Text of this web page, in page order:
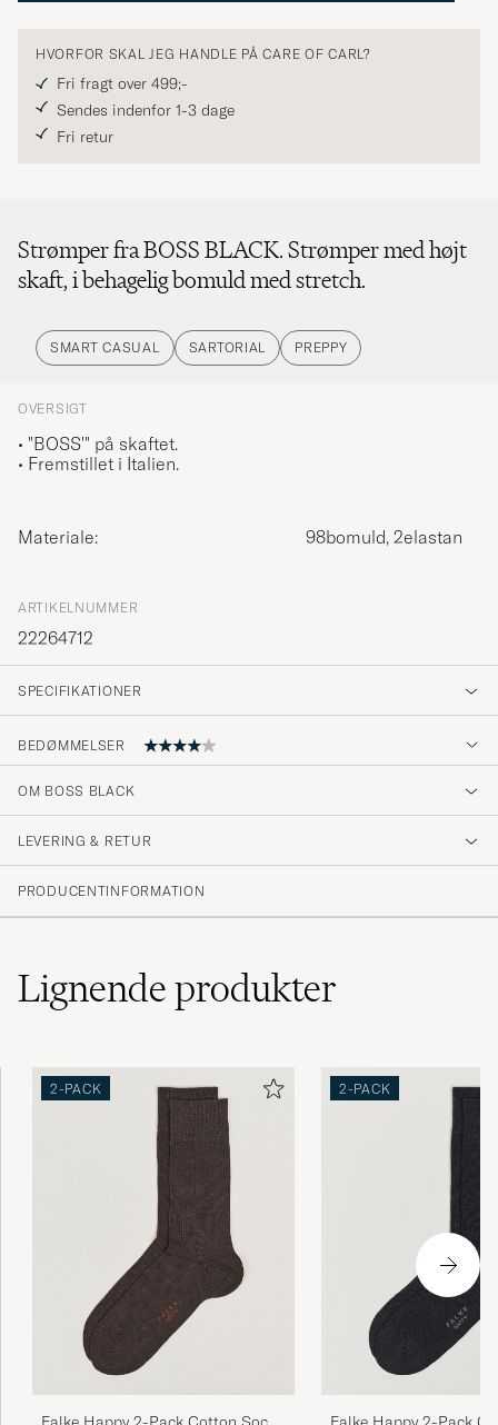
HVORFOR SKAL JEG HANDLE PÅ CARE OF CARL?
Fri fragt over 499;-
Sendes indenfor 1-3 dage
Fri retur
Strømper fra BOSS BLACK. Strømper med højt
skaft, i behagelig bomuld med stretch.
SMART CASUAL SARTORIAL PREPPY
OVERSIGT
• "BOSS'" på skaftet.
• Fremstillet i Italien.
Materiale: 98bomuld, 2elastan
ARTIKELNUMMER
22264712
SPECIFIKATIONER
BEDØMMELSER
4
OM BOSS BLACK
LEVERING & RETUR
PRODUCENTINFORMATION
Lignendeprodukter
2-PACK 2-PACK